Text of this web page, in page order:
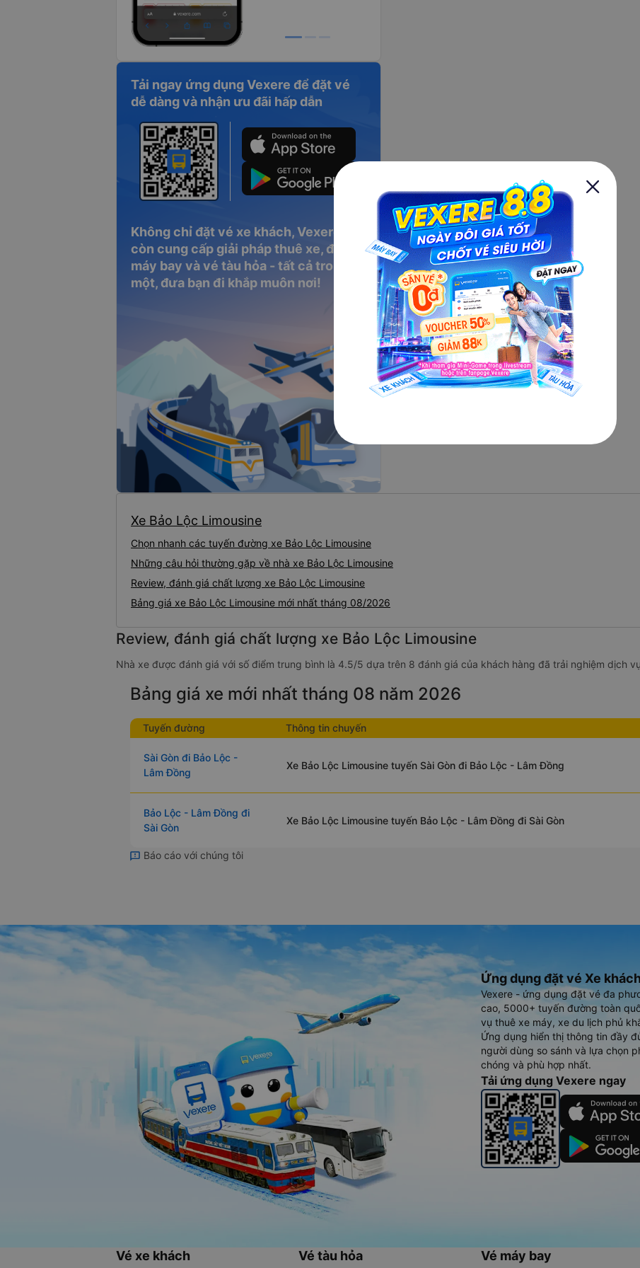
Tải ngay ứng dụng Vexere để đặt vé
dễ dàng và nhận ưu đãi hấp dẫn
Không chỉ đặt vé xe khách, Vexere
còn cung cấp giải pháp thuê xe, đặt vé
máy bay và vé tàu hỏa - tất cả trong
một, đưa bạn đi khắp muôn nơi!
Xe Bảo Lộc Limousine
Chọn nhanh các tuyến đường xe Bảo Lộc Limousine
Những câu hỏi thường gặp về nhà xe Bảo Lộc Limousine
Review, đánh giá chất lượng xe Bảo Lộc Limousine
Bảng giá xe Bảo Lộc Limousine mới nhất tháng 08/2026
Review, đánh giá chất lượng xe Bảo Lộc Limousine
Nhà xe được đánh giá với số điểm trung bình là 4.5/5 dựa trên 8 đánh giá của khách hàng đã trải nghiệm dịch
Bảng giá xe mới nhất tháng 08 năm 2026
Tuyến đường Thông tin chuyến
Sài Gòn đi Bảo Lộc -
Lâm Đồng
Xe Bảo Lộc Limousine tuyến Sài Gòn đi Bảo Lộc - Lâm Đồng
Bảo Lộc - Lâm Đồng đi
Sài Gòn
Xe Bảo Lộc Limousine tuyến Bảo Lộc - Lâm Đồng đi Sài Gòn
Báo cáo với chúng tôi
Ứng dụng đặt vé Xe
Vexere - ứng dụng đặt vé đa
cao, 5000+ tuyến đường toàn
vụ thuê xe máy, xe du lịch phủ
Ứng dụng hiển thị thông tin đầy
người dùng so sánh và lựa chọn
chóng và phù hợp nhất.
Tải ứng dụng Vexere ngay
Vé xe khách Vé tàu hỏa Vé máy bay